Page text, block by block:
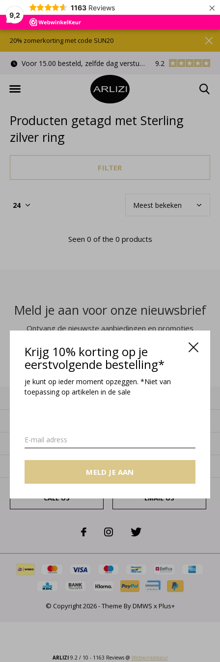
9,2
1163 Reviews ×
Krijg 10% korting op je
eerstvolgende bestelling*
je kunt op ieder moment opzeggen. *Niet van
toepassing op artikelen in de sale
MELD JE AAN
Voor 15.00 besteld, zelfde dag verstuurd Gratis
9.2
20% zomerkorting met code SUN20
Producten getagd met Sterling
zilver ring
FILTER
Seen 0 of the 0 products
Meld je aan voor onze nieuwsbrief
Ontvang de nieuwste aanbiedingen en promoties
MELD JE AAN
Klantenservice
Categorieën
CALL US EMAIL US
© Copyright2026- Theme ByDMWS xPlus+
ARLIZI9.2/ 10 - 1163 Reviews @ Webwinkelkeur